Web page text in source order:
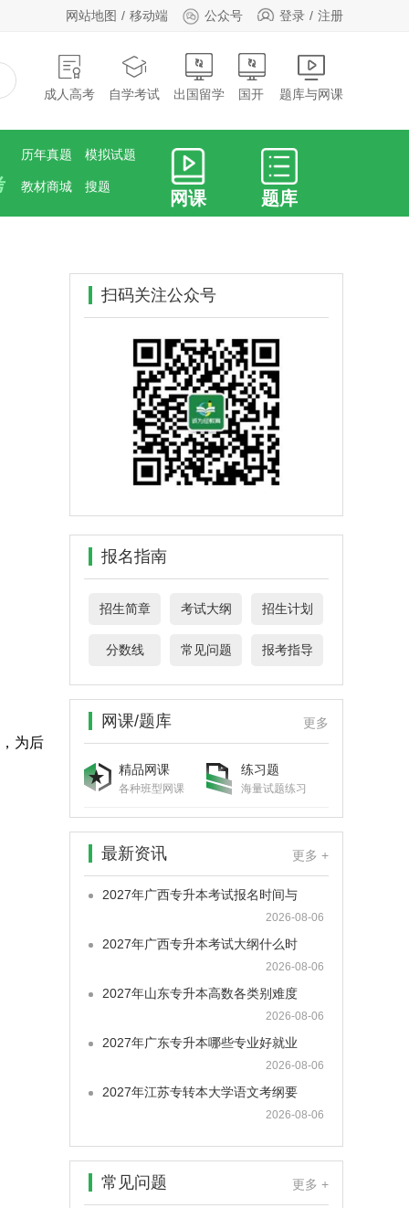
网站地图 移动端 公众号 登录 注册
成人高考 自学考试 出国留学 国开 题库与网课
历年真题 模拟试题
教材商城 搜题
网课 题库
为后
扫码关注公众号
报名指南
招生简章 考试大纲 招生计划
分数线 常见问题 报考指导
网课/题库 更多
精品网课
各种班型网课
练习题
海量试题练习
最新资讯 更多 +
2027年广西专升本考试报名时间与
2026-08-06
2027年广西专升本考试大纲什么时
2026-08-06
2027年山东专升本高数各类别难度
2026-08-06
2027年广东专升本哪些专业好就业
2026-08-06
2027年江苏专转本大学语文考纲要
2026-08-06
常见问题 更多 +